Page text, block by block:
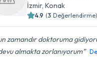
İzmir, Konak
4.9 (3 Değerlendirme)
zamandır doktoruma
almakta zorlanıyorum